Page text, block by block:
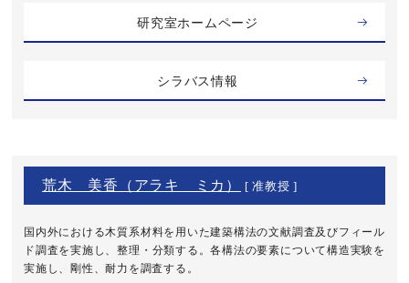
研究室ホームページ
シラバス情報
荒木 美香（アラキ ミカ） [ 准教授 ]
国内外における木質系材料を用いた建築構法の文献調査及びフィール
ド調査を実施し、整理・分類する。各構法の要素について構造実験を
実施し、剛性、耐力を調査する。